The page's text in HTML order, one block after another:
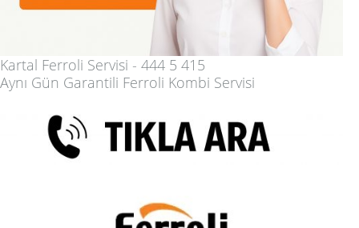
Kartal Ferroli Servisi - 444 5 415
Aynı Gün Garantili Ferroli Kombi Servisi